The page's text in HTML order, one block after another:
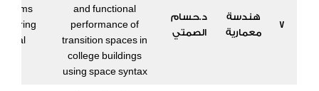
7
هندسة
معمارية
د.حسام
الصمتي
and functional
performance of
transition spaces in
college buildings
using space syntax
Shams